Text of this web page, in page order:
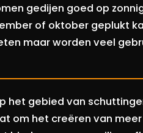
gedijen goed op
of oktober geplukt
maar worden veel
het gebied van
om het creëren van